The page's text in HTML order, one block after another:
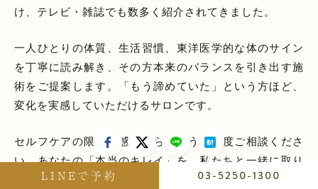
け、テレビ・雑誌でも数多く紹介されてきました。
一人ひとりの体質、生活習慣、東洋医学的な体のサイン
を丁寧に読み解き、その方本来のバランスを引き出す施
術をご提案します。「もう諦めていた」という方ほど、
変化を実感していただけるサロンです。
セルフケアの限界を感じたら、どうぞ一度ご相談くださ
い。あなたの「本当のキレイ」を、私たちと一緒に取り
戻しましょう。
LINEで予約 03-5250-1300